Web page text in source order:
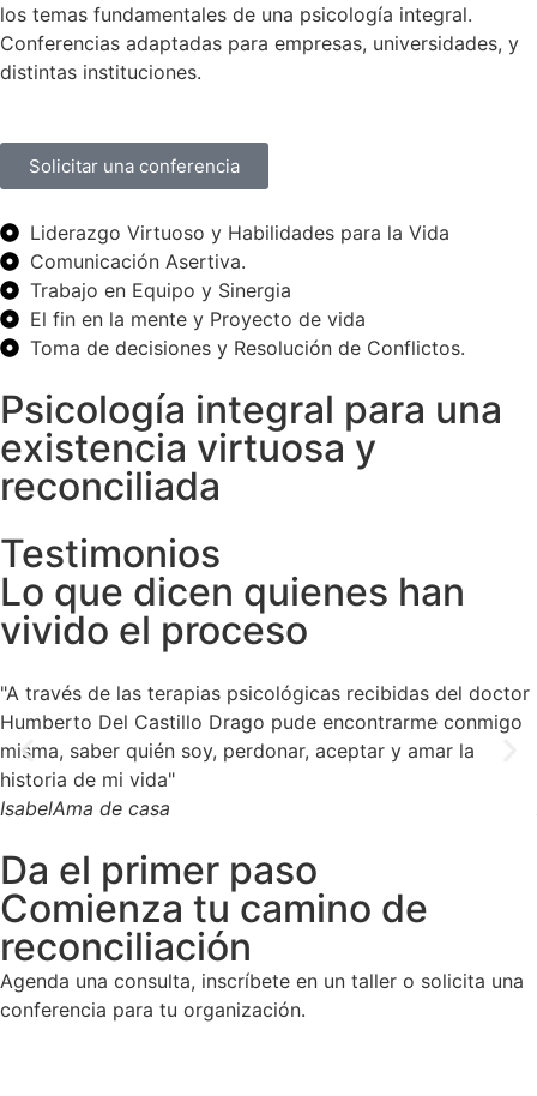
los temas fundamentales de una psicología integral.
Conferencias adaptadas para empresas, universidades, y
distintas instituciones.
Solicitar una conferencia
Liderazgo Virtuoso y Habilidades para la Vida
Comunicación Asertiva.
Trabajo en Equipo y Sinergia
El fin en la mente y Proyecto de vida
Toma de decisiones y Resolución de Conflictos.
Psicología integral para una
existencia virtuosa y
reconciliada
Testimonios
Lo que dicen quienes han
vivido el proceso
"A través de las terapias psicológicas recibidas del doctor
Humberto Del Castillo Drago pude encontrarme conmigo
misma, saber quién soy, perdonar, aceptar y amar la
historia de mi vida"
IsabelAma de casa
Da el primer paso
Comienza tu camino de
reconciliación
Agenda una consulta, inscríbete en un taller o solicita una
conferencia para tu organización.